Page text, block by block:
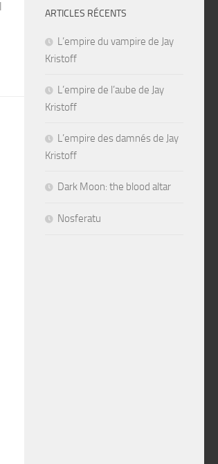
ARTICLES RÉCENTS
L’empire du vampire de Jay
Kristoff
L’empire de l’aube de Jay
Kristoff
L’empire des damnés de Jay
Kristoff
Dark Moon: the blood altar
Nosferatu